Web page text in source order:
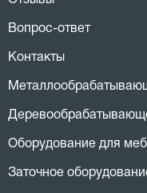
Вопрос-ответ
Контакты
Оборудование для
Заточное